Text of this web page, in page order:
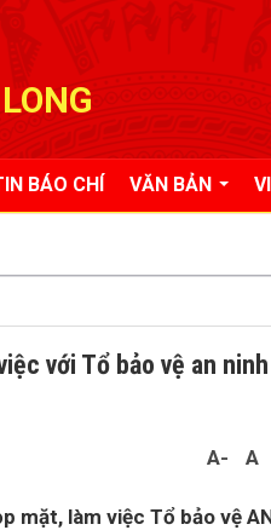
BÁO CHÍ VĂN BẢN
với Tổ bảo vệ an
A- A
mặt, làm việc Tổ bảo vệ